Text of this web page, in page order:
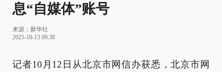
息“自媒体”账号
来源： 新华社
2025-10-13 09:38
记者10月12日从北京市网信办获悉，北京市网